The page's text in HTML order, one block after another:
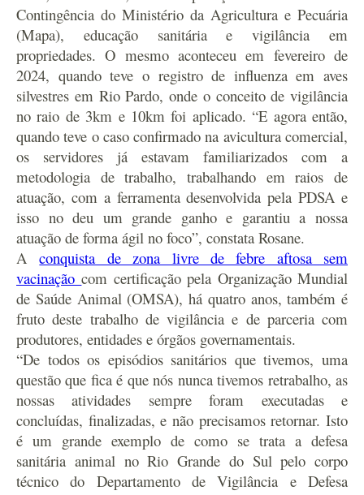
Contingência do Ministério da Agricultura e Pecuária
(Mapa), educação sanitária e vigilância em
propriedades. O mesmo aconteceu em fevereiro de
2024, quando teve o registro de influenza em aves
silvestres em Rio Pardo, onde o conceito de vigilância
no raio de 3km e 10km foi aplicado. “E agora então,
quando teve o caso confirmado na avicultura comercial,
os servidores já estavam familiarizados com a
metodologia de trabalho, trabalhando em raios de
atuação, com a ferramenta desenvolvida pela PDSA e
isso no deu um grande ganho e garantiu a nossa
atuação de forma ágil no foco”, constata Rosane.
Aconquista de zona livre de febre aftosa sem
vacinaçãocom certificação pela Organização Mundial
de Saúde Animal (OMSA), há quatro anos, também é
fruto deste trabalho de vigilância e de parceria com
produtores, entidades e órgãos governamentais.
“De todos os episódios sanitários que tivemos, uma
questão que fica é que nós nunca tivemos retrabalho, as
nossas atividades sempre foram executadas e
concluídas, finalizadas, e não precisamos retornar. Isto
é um grande exemplo de como se trata a defesa
sanitária animal no Rio Grande do Sul pelo corpo
técnico do Departamento de Vigilância e Defesa